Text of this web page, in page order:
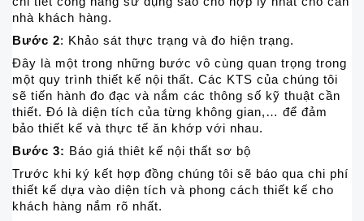
nhà khách hàng.
Bước 2: Khảo sát thực trạng và đo hiện trạng.
Đây là một trong những bước vô cùng quan trọng trong
một quy trình thiết kế nội thất. Các KTS của chúng tôi
sẽ tiến hành đo đạc và nắm các thông số kỹ thuật cần
thiết. Đó là diện tích của từng không gian,… để đảm
bảo thiết kế và thực tế ăn khớp với nhau.
Bước 3: Báo giá thiêt kế nội thất sơ bộ
Trước khi ký kết hợp đồng chúng tôi sẽ báo qua chi phí
thiết kế dựa vào diện tích và phong cách thiết kế cho
khách hàng nắm rõ nhất.